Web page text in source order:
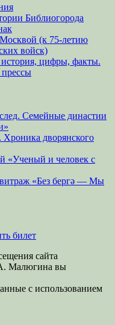
Библиогорода
(к 75-летию
войск)
цифры, факты.
Семейные династии
дворянского
«Ученый и человек с
«Без бергə — Мы
билет
сайта
Малюгина вы
с использованием